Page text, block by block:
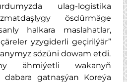
ulag-logistika
ösdürmäge
halkara maslahatlar,
yzygiderli geçirilýär”
sözüni dowam etdi.
ähmiýetli wakanyň
gatnaşýan Koreýa